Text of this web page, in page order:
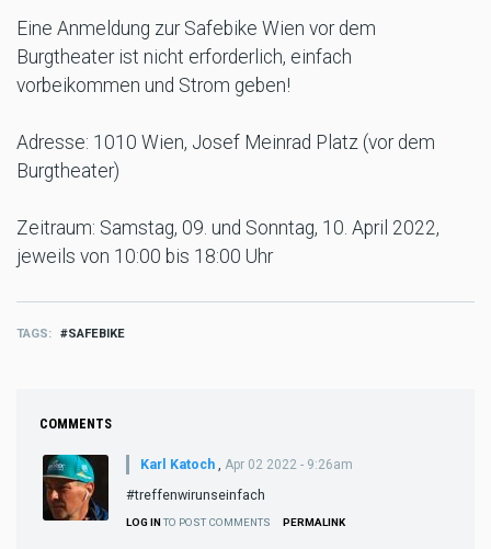
Eine Anmeldung zur Safebike Wien vor dem
Burgtheater ist nicht erforderlich, einfach
vorbeikommen und Strom geben!
Adresse: 1010 Wien, Josef Meinrad Platz (vor dem
Burgtheater)
Zeitraum: Samstag, 09. und Sonntag, 10. April 2022,
jeweils von 10:00 bis 18:00 Uhr
TAGS SAFEBIKE
COMMENTS
Karl Katoch Apr 02 2022 - 9:26am
#treffenwirunseinfach
LOG IN TO POST COMMENTS PERMALINK